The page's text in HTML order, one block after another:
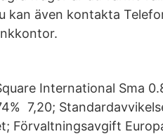
kan även kontakta
International Sma
7,20;
Förvaltningsavgift